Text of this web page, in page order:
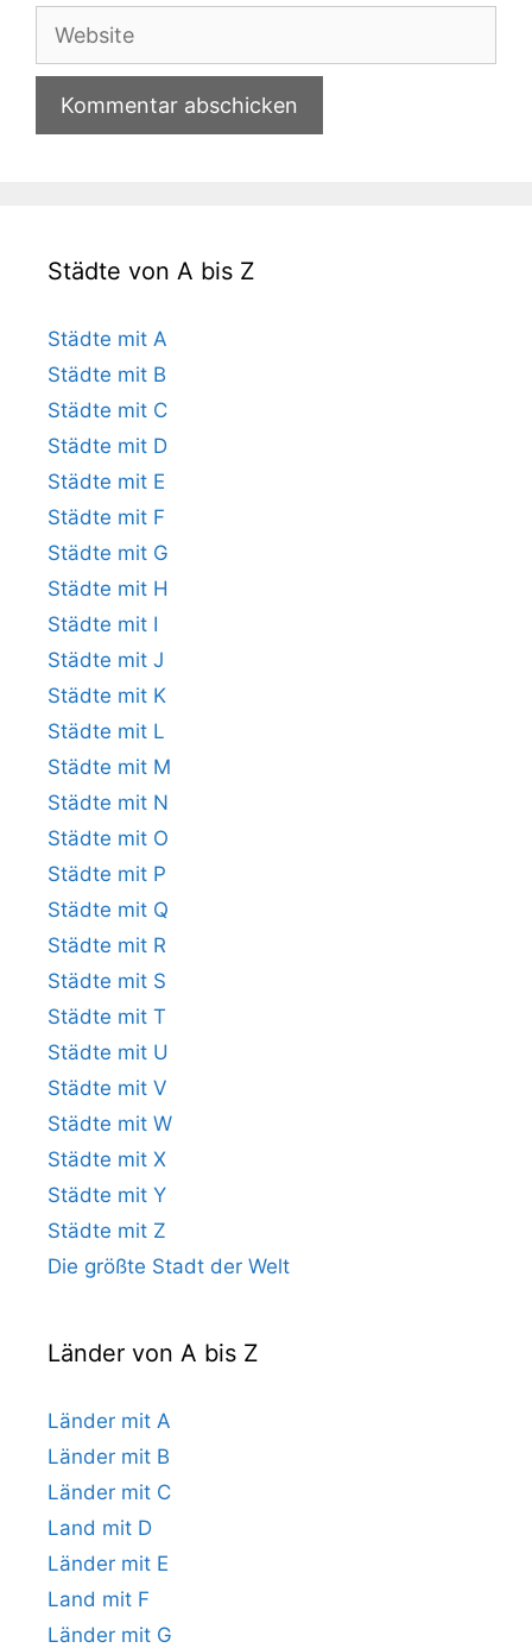
Adresse
Website
Städte von A bis Z
Städte mit A
Städte mit B
Städte mit C
Städte mit D
Städte mit E
Städte mit F
Städte mit G
Städte mit H
Städte mit I
Städte mit J
Städte mit K
Städte mit L
Städte mit M
Städte mit N
Städte mit O
Städte mit P
Städte mit Q
Städte mit R
Städte mit S
Städte mit T
Städte mit U
Städte mit V
Städte mit W
Städte mit X
Städte mit Y
Städte mit Z
Die größte Stadt der Welt
Länder von A bis Z
Länder mit A
Länder mit B
Länder mit C
Land mit D
Länder mit E
Land mit F
Länder mit G